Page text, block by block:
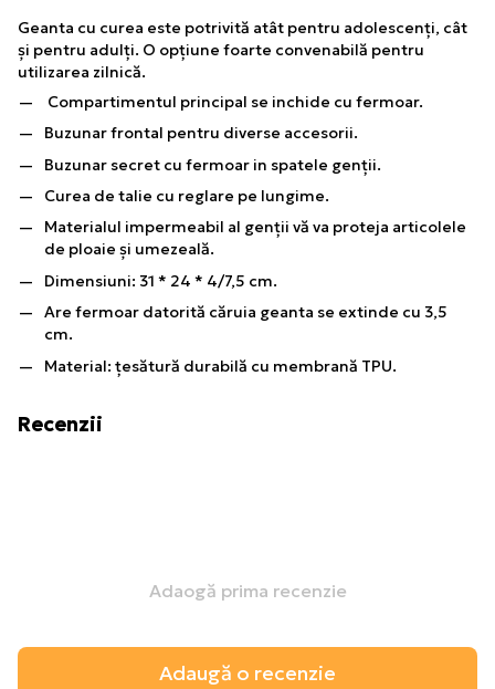
Geanta cu curea este potrivită atât pentru adolescenți, cât
și pentru adulți. O opțiune foarte convenabilă pentru
utilizarea zilnică.
Compartimentul principal se inchide cu fermoar.
Buzunar frontal pentru diverse accesorii.
Buzunar secret cu fermoar in spatele genții.
Curea de talie cu reglare pe lungime.
Materialul impermeabil al genții vă va proteja articolele
de ploaie și umezeală.
Dimensiuni: 31 * 24 * 4/7,5 cm.
Are fermoar datorită căruia geanta se extinde cu 3,5
cm.
Material: țesătură durabilă cu membrană TPU.
Recenzii
Adaogă prima recenzie
Adaugă o recenzie